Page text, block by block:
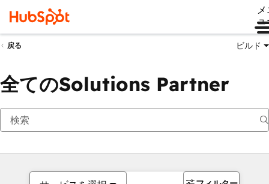
ュ
戻る ビルド
全てのSolutions Partner